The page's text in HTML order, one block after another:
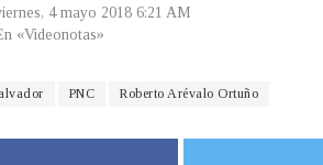
4 mayo 2018 6:21 AM
«Videonotas»
PNC Roberto Arévalo Ortuño